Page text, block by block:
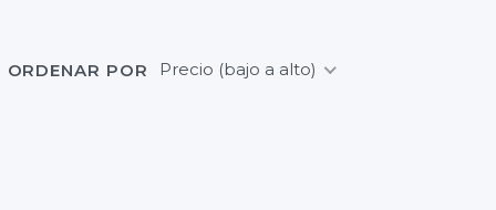
ORDENAR POR Precio (bajo a alto)